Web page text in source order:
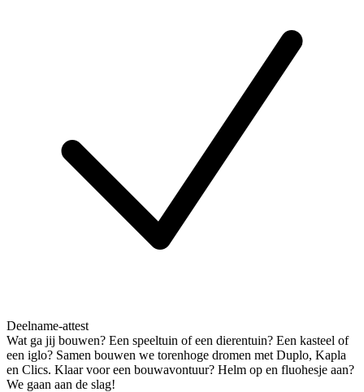
Deelname-attest
Wat ga jij bouwen? Een speeltuin of een dierentuin? Een kasteel of
een iglo? Samen bouwen we torenhoge dromen met Duplo, Kapla
en Clics. Klaar voor een bouwavontuur? Helm op en fluohesje aan?
We gaan aan de slag!